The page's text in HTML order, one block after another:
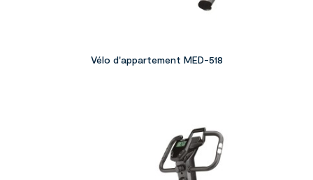
Vélo d'appartement MED-518